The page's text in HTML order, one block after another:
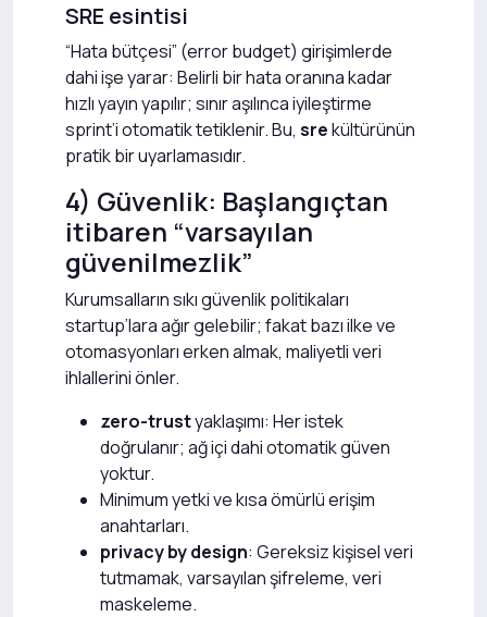
SRE esintisi
“Hata bütçesi” (error budget) girişimlerde
dahi işe yarar: Belirli bir hata oranına kadar
hızlı yayın yapılır; sınır aşılınca iyileştirme
sprint’i otomatik tetiklenir. Bu, srekültürünün
pratik bir uyarlamasıdır.
4) Güvenlik: Başlangıçtan
itibaren “varsayılan
güvenilmezlik”
Kurumsalların sıkı güvenlik politikaları
startup’lara ağır gelebilir; fakat bazı ilke ve
otomasyonları erken almak, maliyetli veri
ihlallerini önler.
zero-trustyaklaşımı: Her istek
doğrulanır; ağ içi dahi otomatik güven
yoktur.
Minimum yetki ve kısa ömürlü erişim
anahtarları.
privacy by design: Gereksiz kişisel veri
tutmamak, varsayılan şifreleme, veri
maskeleme.